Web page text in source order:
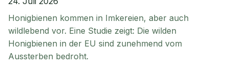
Honigbienen kommen in Imkereien, aber auch
wildlebend vor. Eine Studie zeigt: Die wilden
Honigbienen in der EU sind zunehmend vom
Aussterben bedroht.